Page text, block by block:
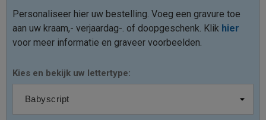
Personaliseer hier uw bestelling. Voeg een gravure toe
aan uw kraam,- verjaardag-. of doopgeschenk. Klik hier
voor meer informatie en graveer voorbeelden.
Kies en bekijk uw lettertype: